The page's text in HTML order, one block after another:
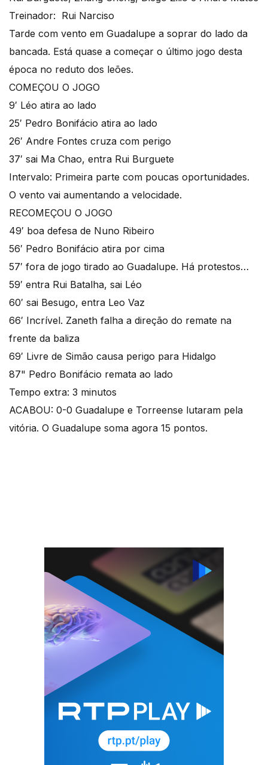
Treinador: Rui Narciso
Tarde com vento em Guadalupe a soprar do lado da
bancada. Está quase a começar o último jogo desta
época no reduto dos leões.
COMEÇOU O JOGO
9′ Léo atira ao lado
25′ Pedro Bonifácio atira ao lado
26′ Andre Fontes cruza com perigo
37′ sai Ma Chao, entra Rui Burguete
Intervalo: Primeira parte com poucas oportunidades.
O vento vai aumentando a velocidade.
RECOMEÇOU O JOGO
49′ boa defesa de Nuno Ribeiro
56′ Pedro Bonifácio atira por cima
57′ fora de jogo tirado ao Guadalupe. Há protestos…
59′ entra Rui Batalha, sai Léo
60′ sai Besugo, entra Leo Vaz
66′ Incrível. Zaneth falha a direção do remate na
frente da baliza
69′ Livre de Simão causa perigo para Hidalgo
87" Pedro Bonifácio remata ao lado
Tempo extra: 3 minutos
ACABOU: 0-0 Guadalupe e Torreense lutaram pela
vitória. O Guadalupe soma agora 15 pontos.